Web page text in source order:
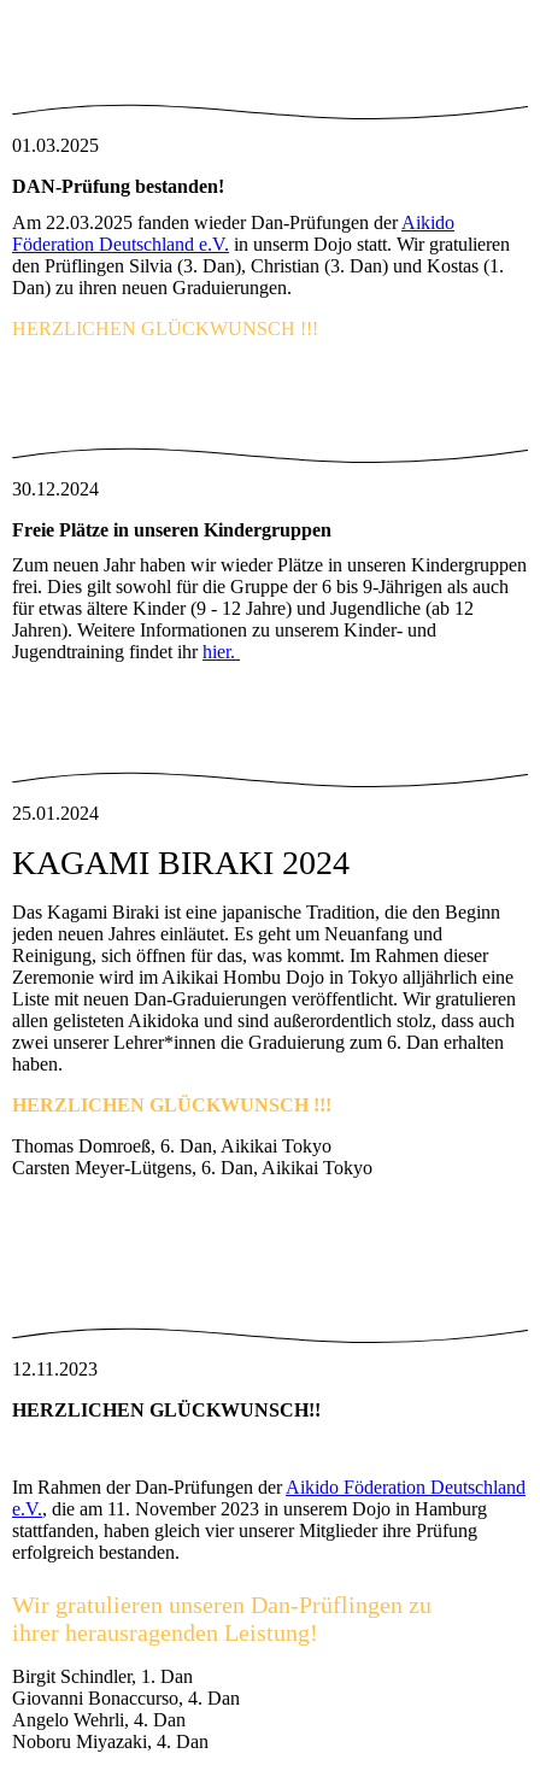
01.03.2025
DAN-Prüfung bestanden!
Am 22.03.2025 fanden wieder Dan-Prüfungen derAikido
Föderation Deutschland e.V. in unserm Dojo statt. Wir gratulieren
den Prüflingen Silvia (3. Dan), Christian (3. Dan) und Kostas (1.
Dan) zu ihren neuen Graduierungen.
HERZLICHEN GLÜCKWUNSCH !!!
30.12.2024
Freie Plätze in unseren Kindergruppen
Zum neuen Jahr haben wir wieder Plätze in unseren Kindergruppen
frei. Dies gilt sowohl für die Gruppe der 6 bis 9-Jährigen als auch
für etwas ältere Kinder (9 - 12 Jahre) und Jugendliche (ab 12
Jahren). Weitere Informationen zu unserem Kinder- und
Jugendtraining findet ihrhier.
25.01.2024
KAGAMI BIRAKI 2024
Das Kagami Biraki ist eine japanische Tradition, die den Beginn
jeden neuen Jahres einläutet. Es geht um Neuanfang und
Reinigung, sich öffnen für das, was kommt. Im Rahmen dieser
Zeremonie wird im Aikikai Hombu Dojo in Tokyo alljährlich eine
Liste mit neuen Dan-Graduierungen veröffentlicht. Wir gratulieren
allen gelisteten Aikidoka und sind außerordentlich stolz, dass auch
zwei unserer Lehrer*innen die Graduierung zum 6. Dan erhalten
haben.
HERZLICHEN GLÜCKWUNSCH !!!
Thomas Domroeß, 6. Dan, Aikikai Tokyo
Carsten Meyer-Lütgens, 6. Dan, Aikikai Tokyo
12.11.2023
HERZLICHEN GLÜCKWUNSCH!!
Im Rahmen der Dan-Prüfungen derAikido Föderation Deutschland
e.V., die am 11. November 2023 in unserem Dojo in Hamburg
stattfanden, haben gleich vier unserer Mitglieder ihre Prüfung
erfolgreich bestanden.
Wir gratulieren unseren Dan-Prüflingen zu
ihrer herausragenden Leistung!
Birgit Schindler, 1. Dan
Giovanni Bonaccurso, 4. Dan
Angelo Wehrli, 4. Dan
Noboru Miyazaki, 4. Dan